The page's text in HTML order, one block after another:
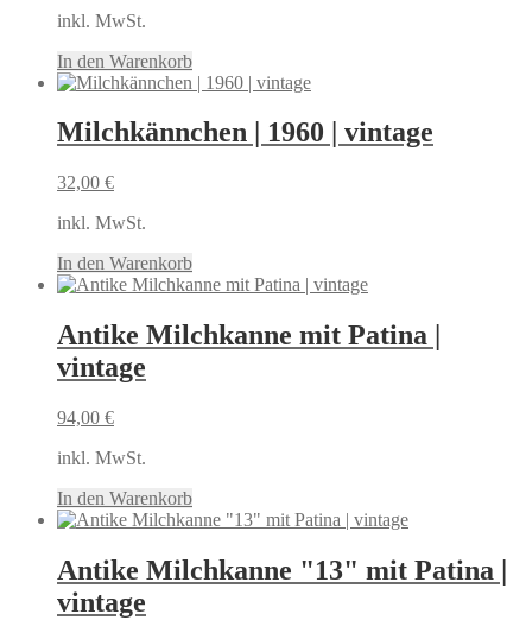
inkl. MwSt.
In den Warenkorb
Milchkännchen | 1960 | vintage
32,00 €
inkl. MwSt.
In den Warenkorb
Antike Milchkanne mit Patina |
vintage
94,00 €
inkl. MwSt.
In den Warenkorb
Antike Milchkanne "13" mit Patina |
vintage